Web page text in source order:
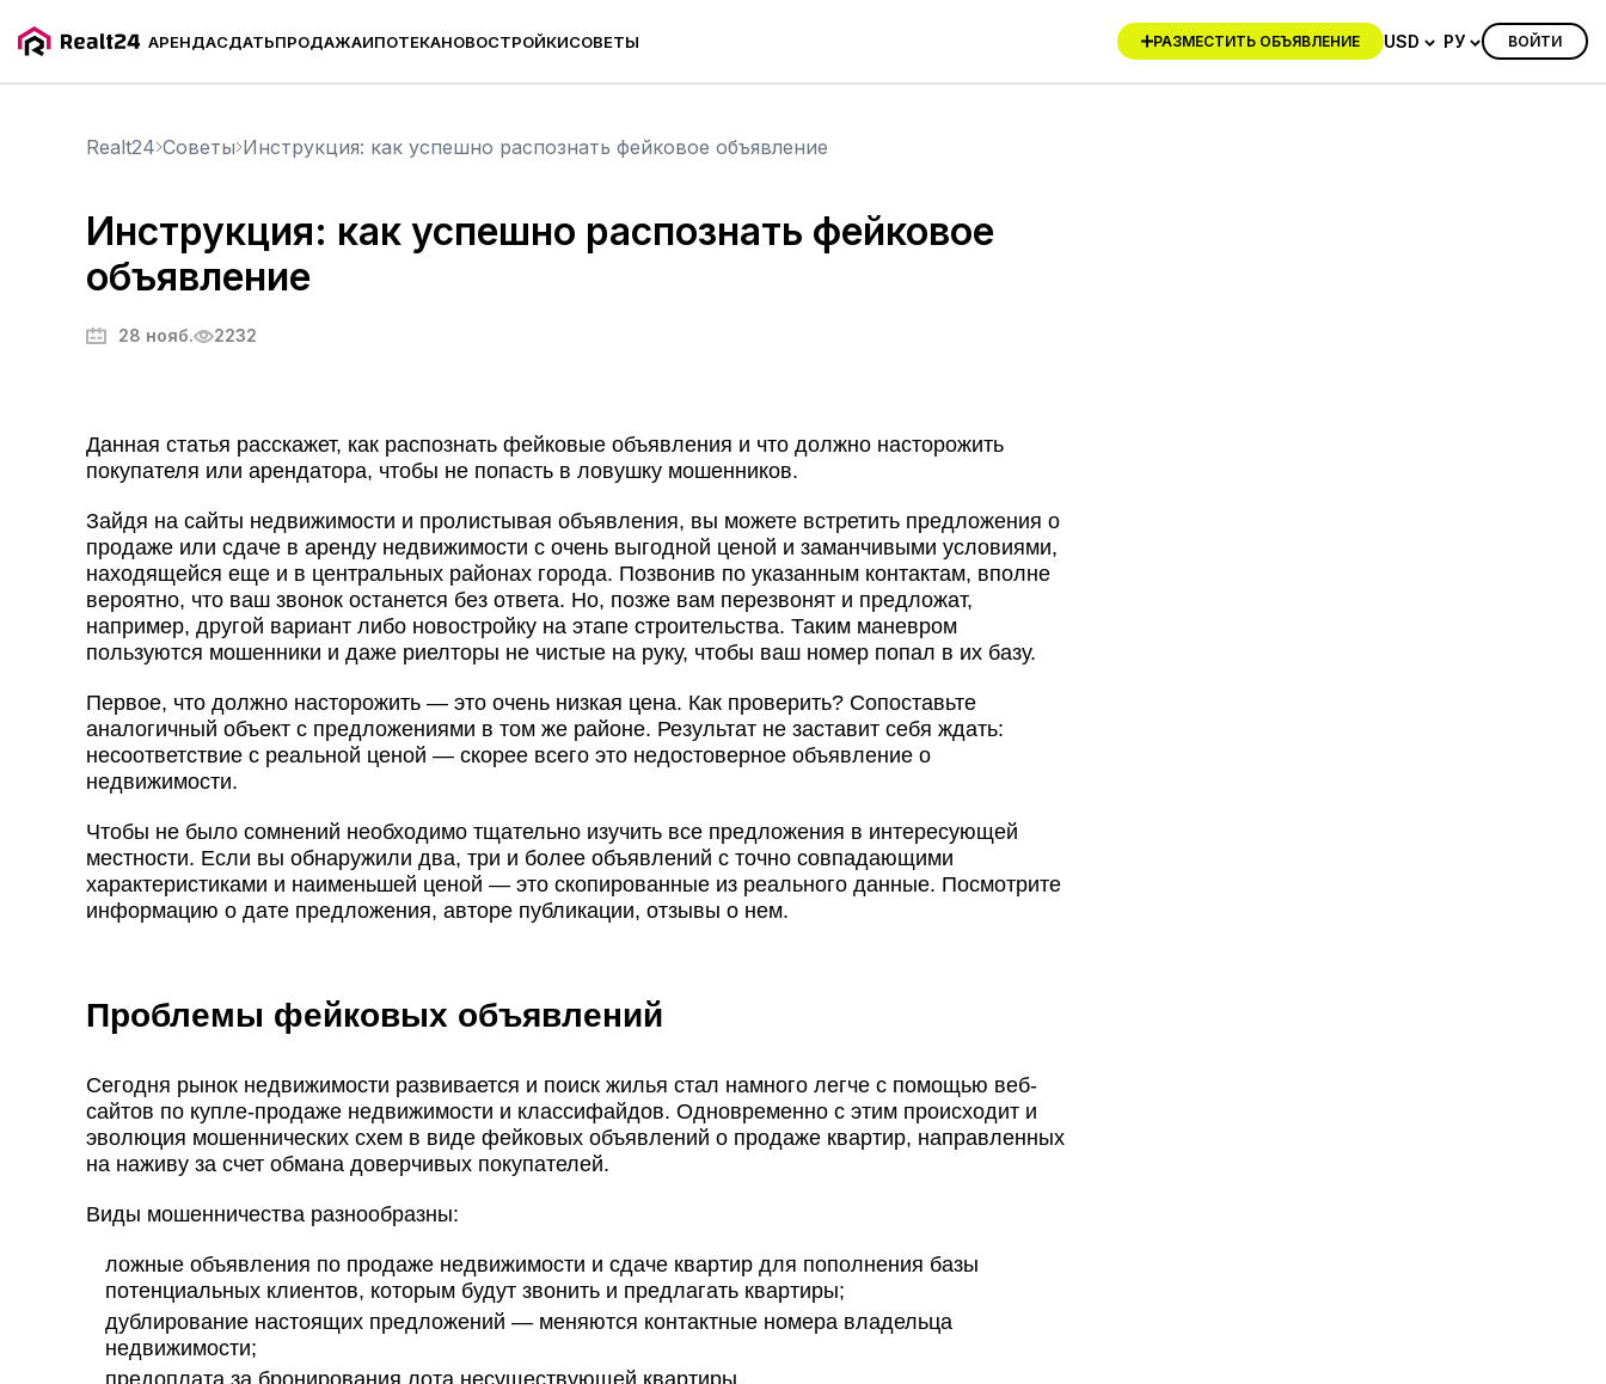
АРЕНДАСДАТЬПРОДАЖАИПОТЕКАНОВОСТРОЙКИСОВЕТЫ РАЗМЕСТИТЬ ОБЪЯВЛЕНИЕ USD РУ ВОЙТИ
Realt24 Советы Инструкция: как успешно распознать фейковое объявление
Инструкция: как успешно распознать фейковое
объявление
28 нояб. 2232
Данная статья расскажет, как распознать фейковые объявления и что должно насторожить
покупателя или арендатора, чтобы не попасть в ловушку мошенников.
Зайдя на сайты недвижимости и пролистывая объявления, вы можете встретить предложения о
продаже или сдаче в аренду недвижимости с очень выгодной ценой и заманчивыми условиями,
находящейся еще и в центральных районах города. Позвонив по указанным контактам, вполне
вероятно, что ваш звонок останется без ответа. Но, позже вам перезвонят и предложат,
например, другой вариант либо новостройку на этапе строительства. Таким маневром
пользуются мошенники и даже риелторы не чистые на руку, чтобы ваш номер попал в их базу.
Первое, что должно насторожить — это очень низкая цена. Как проверить? Сопоставьте
аналогичный объект с предложениями в том же районе. Результат не заставит себя ждать:
несоответствие с реальной ценой — скорее всего это недостоверное объявление о
недвижимости.
Чтобы не было сомнений необходимо тщательно изучить все предложения в интересующей
местности. Если вы обнаружили два, три и более объявлений с точно совпадающими
характеристиками и наименьшей ценой — это скопированные из реального данные. Посмотрите
информацию о дате предложения, авторе публикации, отзывы о нем.
Проблемы фейковых объявлений
Сегодня рынок недвижимости развивается и поиск жилья стал намного легче с помощью веб-
сайтов по купле-продаже недвижимости и классифайдов. Одновременно с этим происходит и
эволюция мошеннических схем в виде фейковых объявлений о продаже квартир, направленных
на наживу за счет обмана доверчивых покупателей.
Виды мошенничества разнообразны:
ложные объявления по продаже недвижимости и сдаче квартир для пополнения базы
потенциальных клиентов, которым будут звонить и предлагать квартиры;
дублирование настоящих предложений — меняются контактные номера владельца
недвижимости;
предоплата за бронирования лота несуществующей квартиры.